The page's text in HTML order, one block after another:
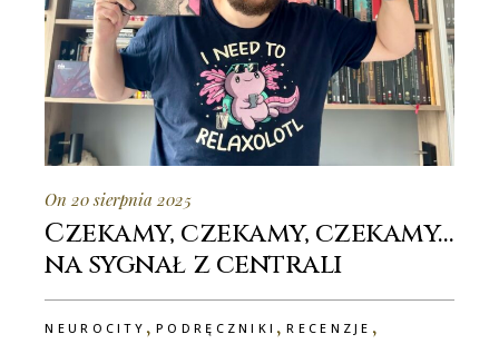
On 20 sierpnia 2025
Czekamy, czekamy, czekamy…
na sygnał z centrali
NEUROCITY ,PODRĘCZNIKI ,RECENZJE ,